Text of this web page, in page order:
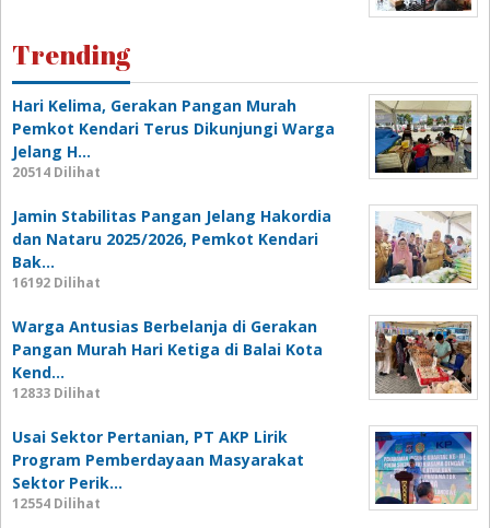
Trending
Hari Kelima, Gerakan Pangan Murah
Pemkot Kendari Terus Dikunjungi Warga
Jelang H…
20514 Dilihat
Jamin Stabilitas Pangan Jelang Hakordia
dan Nataru 2025/2026, Pemkot Kendari
Bak…
16192 Dilihat
Warga Antusias Berbelanja di Gerakan
Pangan Murah Hari Ketiga di Balai Kota
Kend…
12833 Dilihat
Usai Sektor Pertanian, PT AKP Lirik
Program Pemberdayaan Masyarakat
Sektor Perik…
12554 Dilihat